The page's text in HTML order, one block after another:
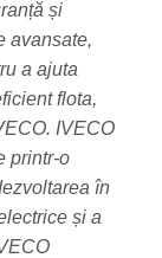
și
avansate,
a ajuta
flota,
IVECO
printr-o
în
și a